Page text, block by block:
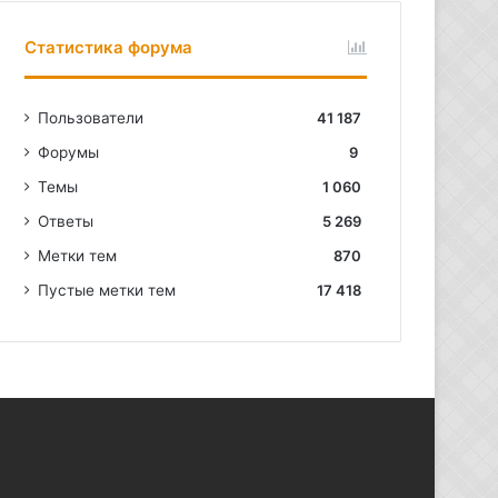
Статистика форума
Пользователи
41 187
Форумы
9
Темы
1 060
Ответы
5 269
Метки тем
870
Пустые метки тем
17 418